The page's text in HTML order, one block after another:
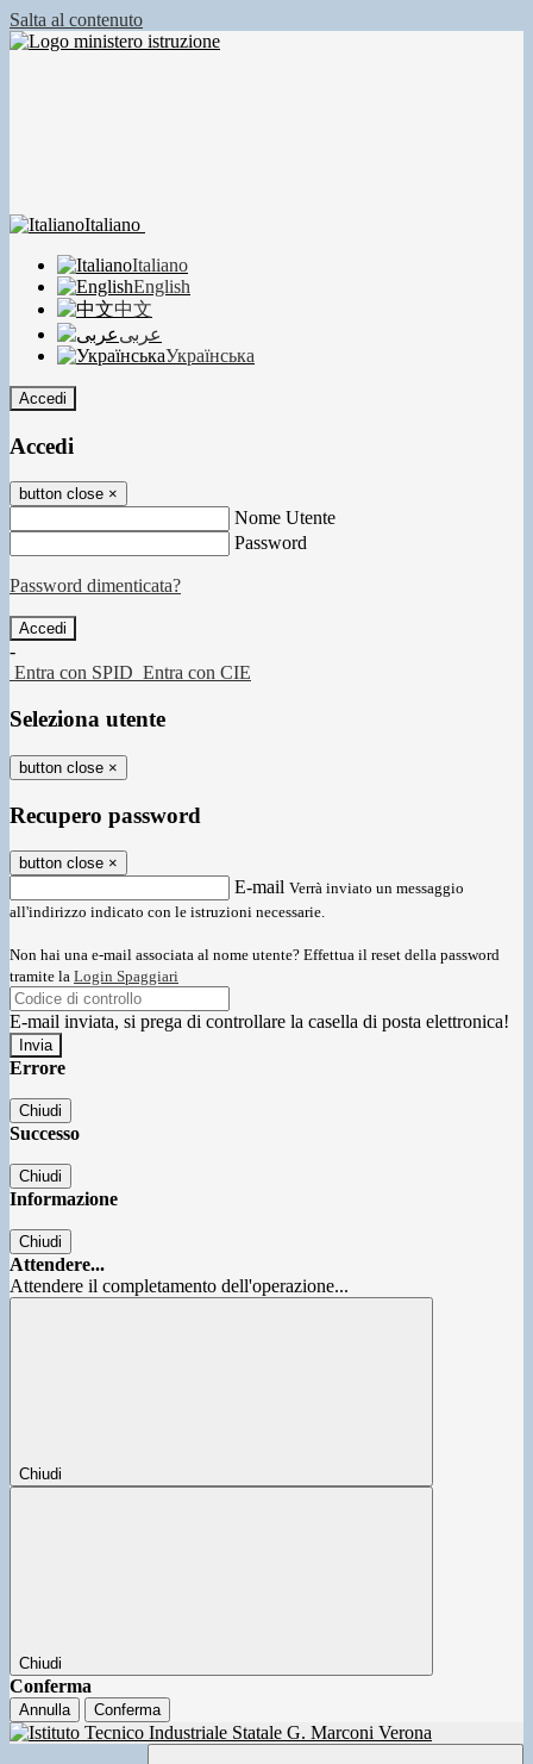
Salta al contenuto
Italiano
Italiano
English
中文
عربى
Українська
Accedi
Accedi
button close ×
Nome Utente
Password
Password dimenticata?
-
Entra con SPID Entra con CIE
Seleziona utente
button close ×
Recupero password
button close ×
E-mail Verrà inviato un messaggio
all'indirizzo indicato con le istruzioni necessarie.
Non hai una e-mail associata al nome utente? Effettua il reset della password
tramite la Login Spaggiari
E-mail inviata, si prega di controllare la casella di posta elettronica!
Errore
Chiudi
Successo
Chiudi
Informazione
Chiudi
Attendere...
Attendere il completamento dell'operazione...
Chiudi
Chiudi
Conferma
Annulla Conferma